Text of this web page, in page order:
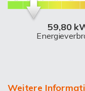
59,80
Weitere